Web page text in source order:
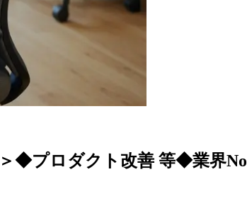
◆プロダクト改善 等◆業界